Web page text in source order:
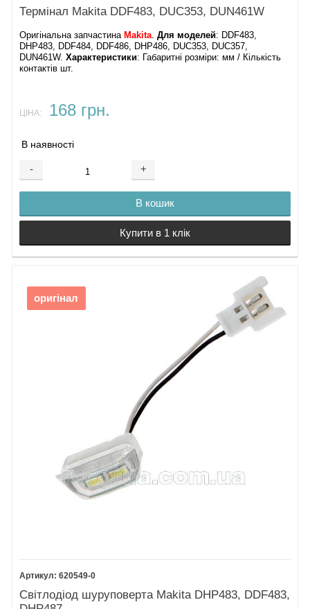
Термінал Makita DDF483, DUC353, DUN461W
Оригінальна запчастина Makita.Для моделей: DDF483,
DHP483, DDF484, DDF486, DHP486, DUC353, DUC357,
DUN461W.Характеристики: Габаритні розміри: мм / Кількість
контактів шт.
ЦІНА: 168 грн.
В наявності
- +
В кошик
Купити в 1 клік
оригінал
620549-0
Світлодіод шуруповерта Makita DHP483, DDF483,